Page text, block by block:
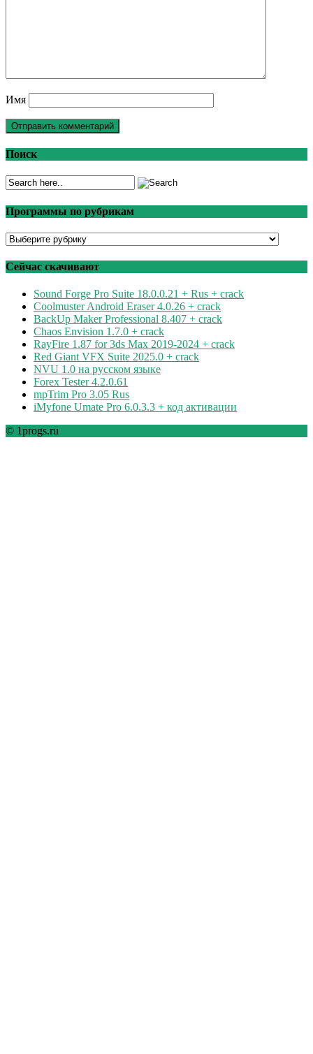
Имя
Поиск
Программы по рубрикам
Программы
рубрикам
Сейчас скачивают
Sound Forge Pro Suite 18.0.0.21 + Rus + crack
Coolmuster Android Eraser 4.0.26 + crack
BackUp Maker Professional 8.407 + crack
Chaos Envision 1.7.0 + crack
RayFire 1.87 for 3ds Max 2019-2024 + crack
Red Giant VFX Suite 2025.0 + crack
NVU 1.0 на русском языке
Forex Tester 4.2.0.61
mpTrim Pro 3.05 Rus
iMyfone Umate Pro 6.0.3.3 + код активации
© 1progs.ru